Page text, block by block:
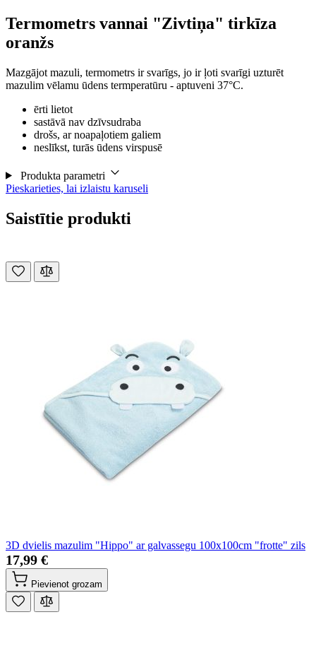
Termometrs vannai "Zivtiņa" tirkīza
oranžs
Mazgājot mazuli, termometrs ir svarīgs, jo ir ļoti svarīgi uzturēt
mazulim vēlamu ūdens termperatūru - aptuveni 37°C.
ērti lietot
sastāvā nav dzīvsudraba
drošs, ar noapaļotiem galiem
neslīkst, turās ūdens virspusē
Produkta parametri
Pieskarieties, lai izlaistu karuseli
Saistītie produkti
3D dvielis mazulim "Hippo" ar galvassegu 100x100cm "frotte" zils
17,99 €
Pievienot grozam